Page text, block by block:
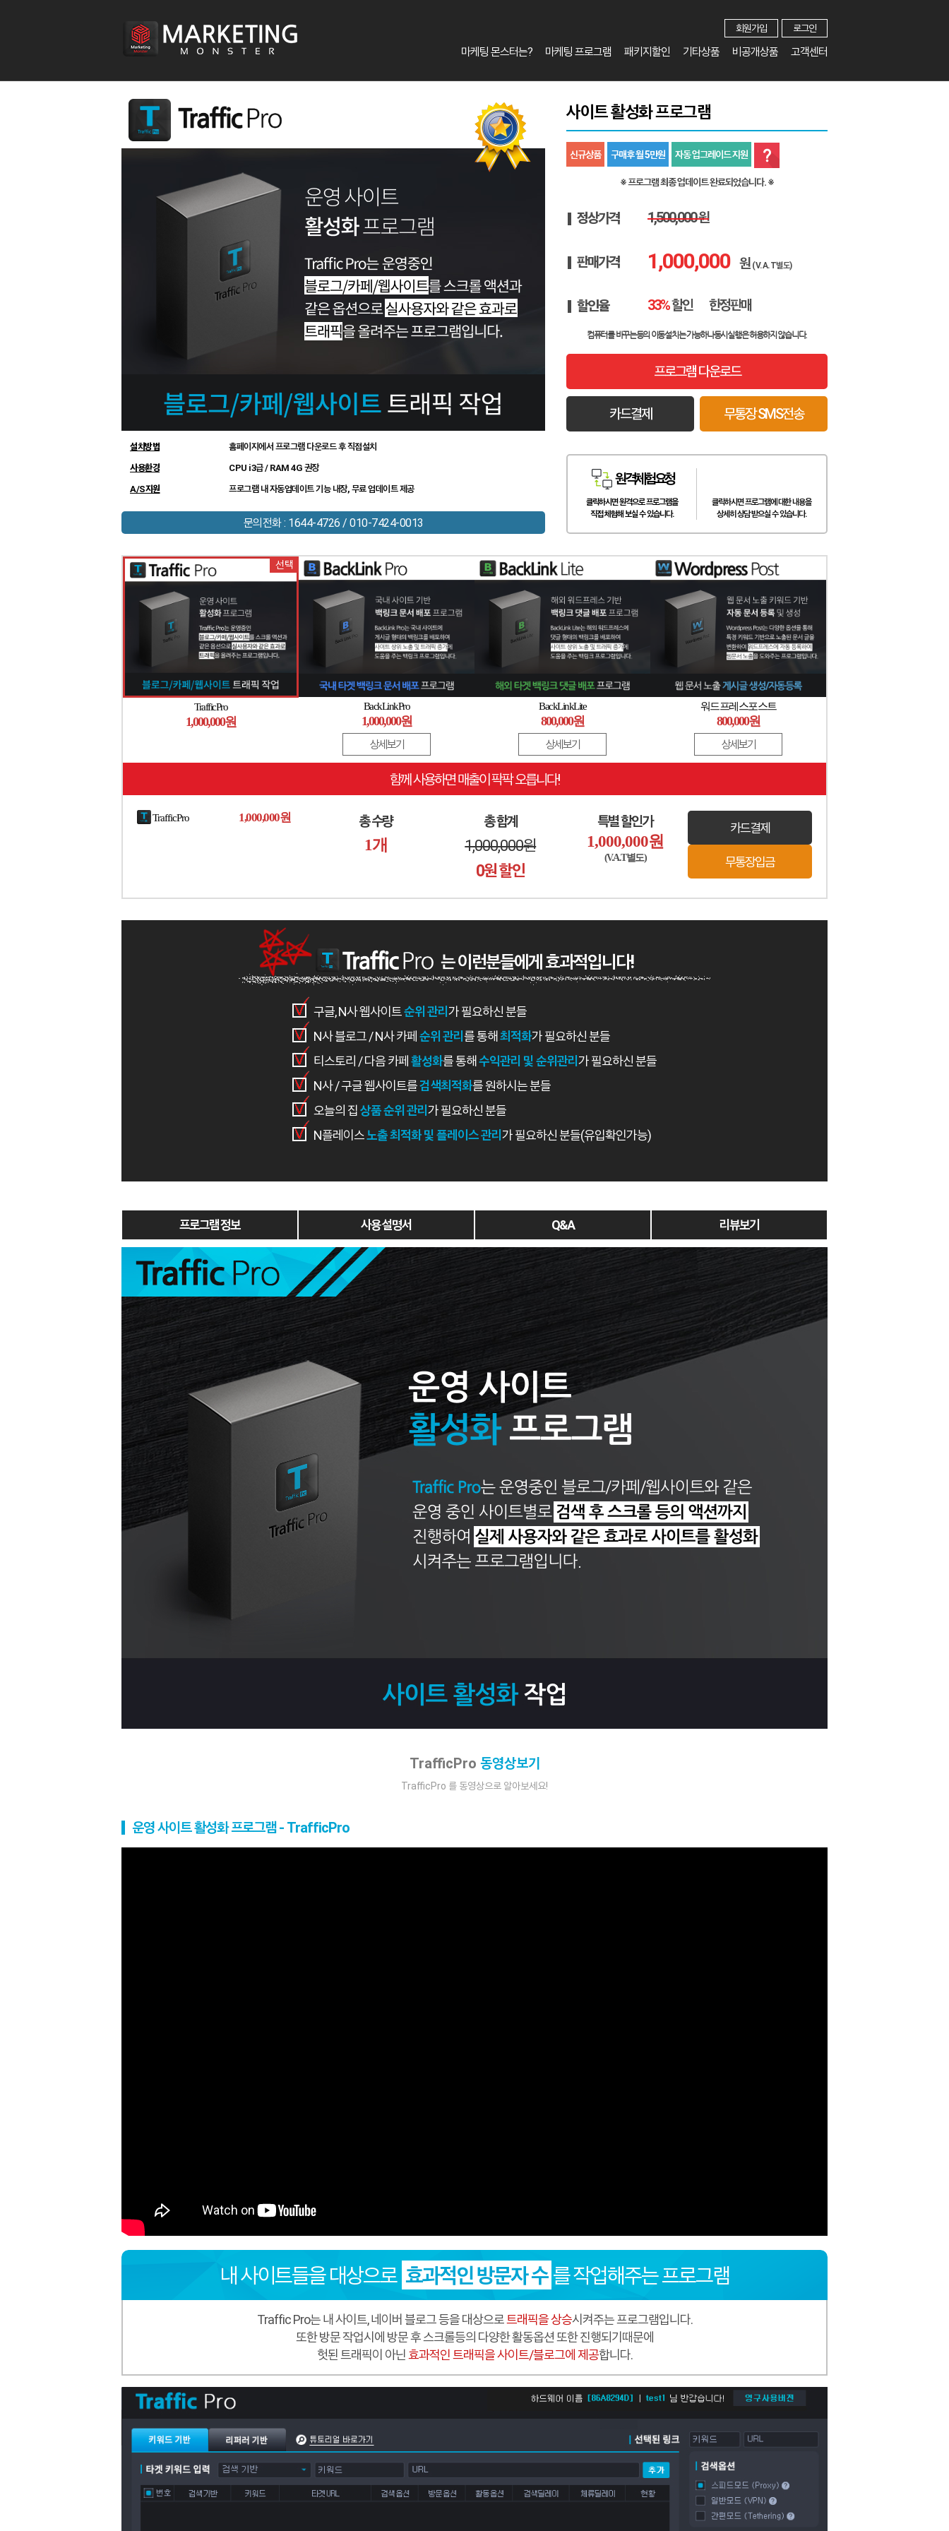
로그인
회원가입
마케팅 몬스터는? 마케팅 프로그램 패키지할인 기타상품 비공개상품 고객센터
설치방법
홈페이지에서 프로그램 다운로드 후 직접설치
사용환경
CPU i3급 / RAM 4G 권장
A/S지원
프로그램 내 자동업데이트 기능 내장, 무료 업데이트 제공
문의전화 : 1644-4726 / 010-7424-0013
사이트 활성화 프로그램
신규상품 구매후 월 5만원 자동 업그레이드 지원
※ 프로그램 최종 업데이트 완료되었습니다. ※
정상가격 1,500,000 원
판매가격 1,000,000 원 (V.A.T별도)
할인율 33%할인 한정판매
컴퓨터를 바꾸는등의 이동설치는 가능하나동시실행은 허용하지 않습니다.
프로그램 다운로드
카드결제 무통장 SMS전송
원격체험요청
클릭하시면 원격으로 프로그램을
직접 체험해 보실 수 있습니다.
클릭하시면 프로그램에 대한 내용을
상세히 상담 받으실 수 있습니다.
TrafficPro
1,000,000원
선택
BackLinkPro
1,000,000원
상세보기
BackLinkLite
800,000원
상세보기
워드프레스포스트
800,000원
상세보기
함께 사용하면 매출이 팍팍 오릅니다!
TrafficPro 1,000,000원 총 수량
1개
총 합계
1,000,000원
0원 할인
특별 할인가
1,000,000원
(V.A.T별도)
카드결제
무통장입금
는 이런분들에게 효과적입니다!
구글, N사 웹사이트순위 관리 가 필요하신 분들
N사 블로그 / N사 카페 순위 관리 를 통해 최적화가 필요하신 분들
티스토리 / 다음 카페 활성화를 통해 수익관리 및 순위관리 가 필요하신 분들
N사 / 구글 웹사이트를검색최적화를 원하시는 분들
오늘의 집상품 순위 관리 가 필요하신 분들
N플레이스노출 최적화 및 플레이스 관리 가 필요하신 분들(유입확인가능)
프로그램 정보 사용 설명서 Q&A 리뷰보기
TrafficPro 동영상보기
TrafficPro 를 동영상으로 알아보세요!
운영 사이트 활성화 프로그램 - TrafficPro
내 사이트들을 대상으로 효과적인 방문자 수 를 작업해주는 프로그램
Traffic Pro는 내 사이트, 네이버 블로그 등을 대상으로트래픽을 상승시켜주는 프로그램입니다.
또한 방문 작업시에 방문 후 스크롤등의 다양한 활동옵션 또한 진행되기때문에
헛된 트래픽이 아닌효과적인 트래픽을 사이트/블로그에 제공합니다.